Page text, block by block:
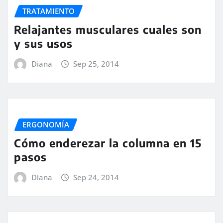
TRATAMIENTO
Relajantes musculares cuales son
y sus usos
Diana Sep 25, 2014
ERGONOMÍA
Cómo enderezar la columna en 15
pasos
Diana Sep 24, 2014